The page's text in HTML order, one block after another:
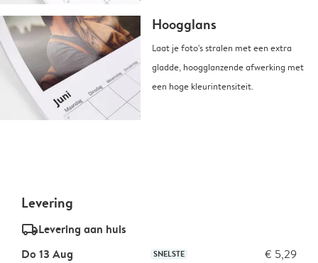
Hoogglans
Laat je foto's stralen met een extra
gladde, hoogglanzende afwerking met
een hoge kleurintensiteit.
Levering
delivery_standard_v2Levering aan huis
Do 13 Aug
SNELSTE € 5,29